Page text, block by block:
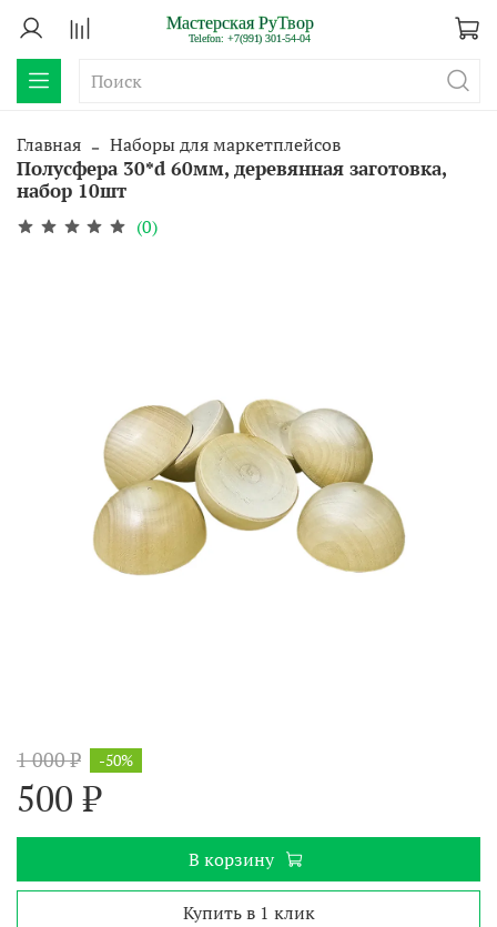
Главная
Наборы для маркетплейсов
Полусфера 30*d 60мм, деревянная заготовка,
набор 10шт
(0)
1 000 ₽
500 ₽
-50%
В корзину
Купить в 1 клик